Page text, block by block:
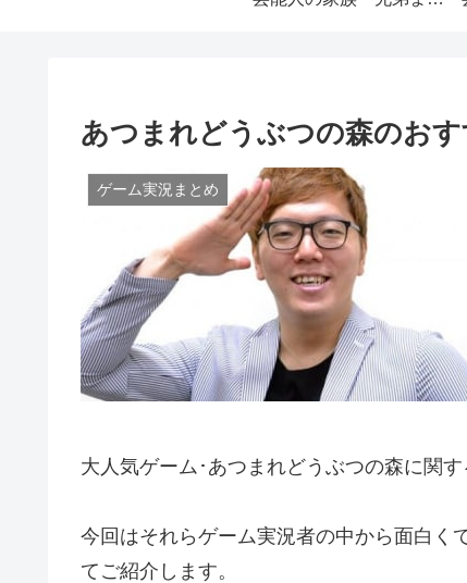
あつまれどうぶつの森のお
ゲーム実況まとめ
大人気ゲーム･あつまれどうぶつの森に関
今回はそれらゲーム実況者の中から面白く
てご紹介します。